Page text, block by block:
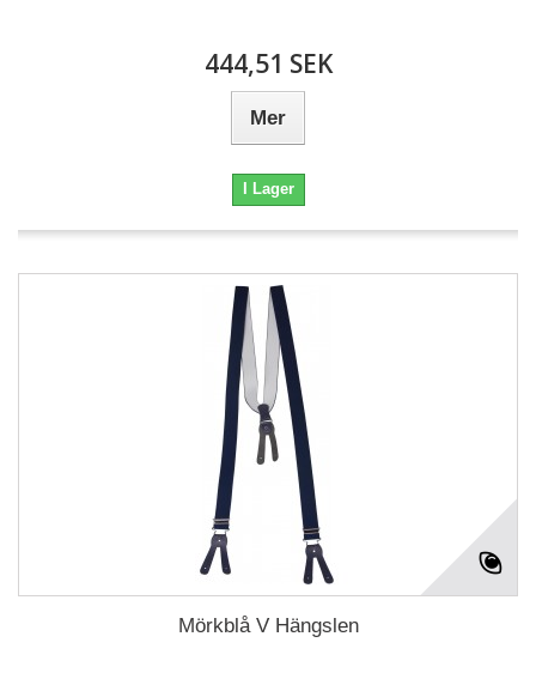
444,51 SEK
Mer
I Lager
Mörkblå V Hängslen